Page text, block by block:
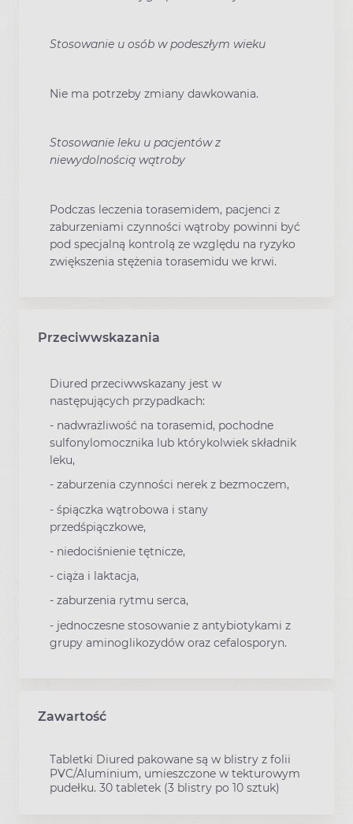
Stosowanie u osób w podeszłym wieku
Nie ma potrzeby zmiany dawkowania.
Stosowanie leku u pacjentów z
niewydolnością wątroby
Podczas leczenia torasemidem, pacjenci z
zaburzeniami czynności wątroby powinni być
pod specjalną kontrolą ze względu na ryzyko
zwiększenia stężenia torasemidu we krwi.
Przeciwwskazania
Diured przeciwwskazany jest w
następujących przypadkach:
- nadwrażliwość na torasemid, pochodne
sulfonylomocznika lub którykolwiek składnik
leku,
- zaburzenia czynności nerek z bezmoczem,
- śpiączka wątrobowa i stany
przedśpiączkowe,
- niedociśnienie tętnicze,
- ciąża i laktacja,
- zaburzenia rytmu serca,
- jednoczesne stosowanie z antybiotykami z
grupy aminoglikozydów oraz cefalosporyn.
Zawartość
Tabletki Diured pakowane są w blistry z folii
PVC/Aluminium, umieszczone w tekturowym
pudełku. 30 tabletek (3 blistry po 10 sztuk)